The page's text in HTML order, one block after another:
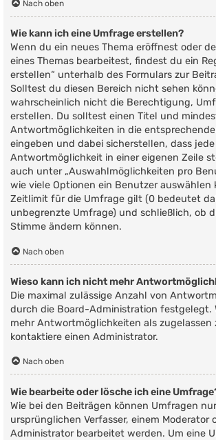
Nach oben
Wie kann ich eine Umfrage erstellen?
Wenn du ein neues Thema eröffnest oder
eines Themas bearbeitest, findest du ein
erstellen“ unterhalb des Formulars zur
Solltest du diesen Bereich nicht sehen
wahrscheinlich nicht die Berechtigung,
erstellen. Du solltest einen Titel und
Antwortmöglichkeiten in die
eingeben und dabei sicherstellen, dass jede
Antwortmöglichkeit in einer eigenen Zeile
auch unter „Auswahlmöglichkeiten pro
wie viele Optionen ein Benutzer auswählen
Zeitlimit für die Umfrage gilt (0 bedeutet
unbegrenzte Umfrage) und schließlich, ob
Stimme ändern können.
Nach oben
Wieso kann ich nicht mehr
Die maximal zulässige Anzahl von
durch die Board-Administration festgelegt.
mehr Antwortmöglichkeiten als zugelassen
kontaktiere einen Administrator.
Nach oben
Wie bearbeite oder lösche ich eine
Wie bei den Beiträgen können Umfragen
ursprünglichen Verfasser, einem Moderator
Administrator bearbeitet werden. Um eine